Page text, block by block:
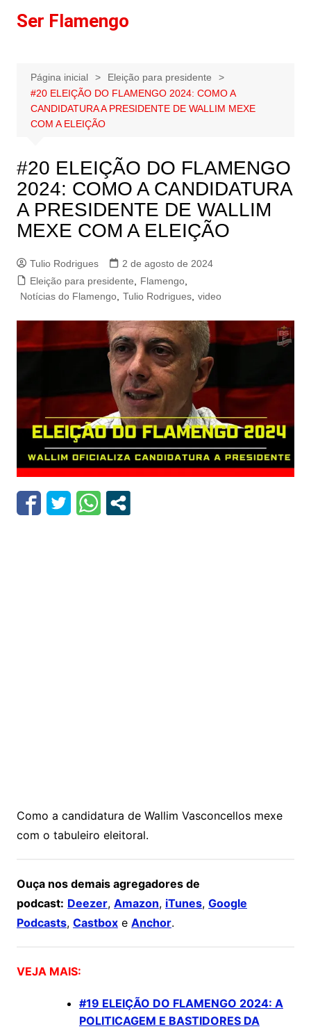
paraSer Flamengo
Página inicial
Eleição para presidente
#20 ELEIÇÃO DO FLAMENGO 2024: COMO A
CANDIDATURA A PRESIDENTE DE WALLIM MEXE
COM A ELEIÇÃO
#20 ELEIÇÃO DO FLAMENGO
2024: COMO A CANDIDATURA
A PRESIDENTE DE WALLIM
MEXE COM A ELEIÇÃO
Tulio Rodrigues
2 de agosto de 2024
Eleição para presidente
Flamengo,
Notícias do Flamengo, Tulio Rodrigues, video
Como a candidatura de Wallim Vasconcellos mexe
com o tabuleiro eleitoral.
Ouça nos demais agregadores de
podcast: Deezer, Amazon, iTunes, Google
Podcasts, Castboxe Anchor.
VEJA MAIS:
#19 ELEIÇÃO DO FLAMENGO 2024: A
POLITICAGEM E BASTIDORES DA